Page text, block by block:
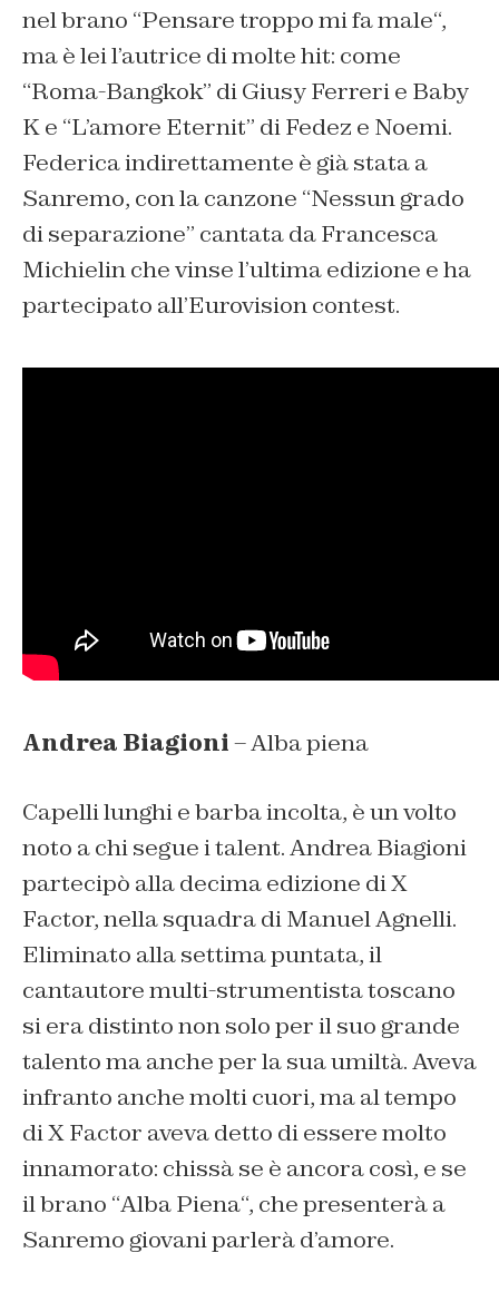
nel brano “Pensare troppo mi fa male“,
ma è lei l’autrice di molte hit: come
“Roma-Bangkok” di Giusy Ferreri e Baby
K e “L’amore Eternit” di Fedez e Noemi.
Federica indirettamente è già stata a
Sanremo, con la canzone “Nessun grado
di separazione” cantata da Francesca
Michielin che vinse l’ultima edizione e ha
partecipato all’Eurovision contest.
Andrea Biagioni– Alba piena
Capelli lunghi e barba incolta, è un volto
noto a chi segue i talent. Andrea Biagioni
partecipò alla decima edizione di X
Factor, nella squadra di Manuel Agnelli.
Eliminato alla settima puntata, il
cantautore multi-strumentista toscano
si era distinto non solo per il suo grande
talento ma anche per la sua umiltà. Aveva
infranto anche molti cuori, ma al tempo
di X Factor aveva detto di essere molto
innamorato: chissà se è ancora così, e se
il brano “Alba Piena“, che presenterà a
Sanremo giovani parlerà d’amore.